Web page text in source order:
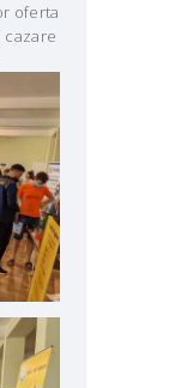
oferta